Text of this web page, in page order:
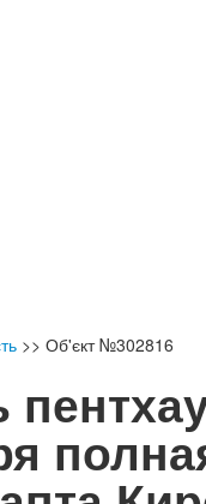
>> Об'єкт №302816